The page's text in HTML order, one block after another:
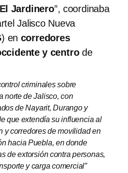
El Jardinero”, coordinaba
Jalisco Nueva
) en corredores
y centrode
criminales sobre
norte de Jalisco, con
de Nayarit, Durango y
que extendía su influencia al
y corredores de movilidad en
hacia Puebla, en donde
de extorsión contra personas,
y carga comercial”